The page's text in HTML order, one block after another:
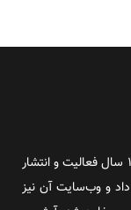
روز آنلاین روزنامه‌ای اینترنتی بود که پس از طول ۱۲ سال فعالیت و انتشار
خود پایان داد و وب‌سایت آن نیز